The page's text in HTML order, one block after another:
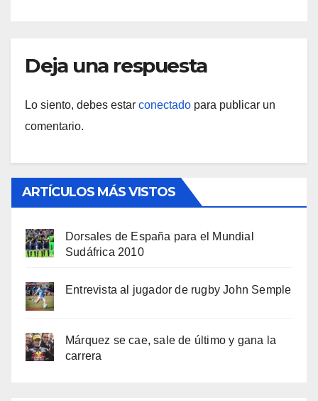
Deja una respuesta
Lo siento, debes estar conectado para publicar un
comentario.
ARTÍCULOS MÁS VISTOS
Dorsales de España para el Mundial
Sudáfrica 2010
Entrevista al jugador de rugby John Semple
Márquez se cae, sale de último y gana la
carrera